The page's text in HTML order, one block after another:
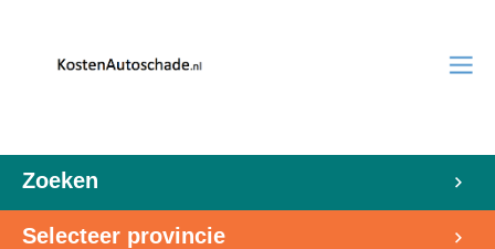
Zoeken
Selecteer provincie